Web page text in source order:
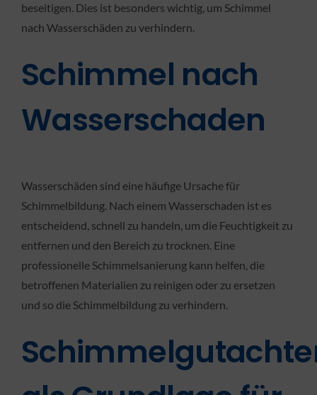
beseitigen. Dies ist besonders wichtig, um Schimmel
nach Wasserschäden zu verhindern.
Schimmel nach
Wasserschaden
Wasserschäden sind eine häufige Ursache für
Schimmelbildung. Nach einem Wasserschaden ist es
entscheidend, schnell zu handeln, um die Feuchtigkeit zu
entfernen und den Bereich zu trocknen. Eine
professionelle Schimmelsanierung kann helfen, die
betroffenen Materialien zu reinigen oder zu ersetzen
und so die Schimmelbildung zu verhindern.